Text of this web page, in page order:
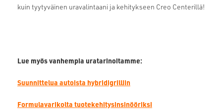
kuin tyytyväinen uravalintaani ja kehitykseen Creo Centerillä!
Lue myös vanhempia uratarinoitamme:
Suunnittelua autoista hybridigrilliin
Formulavarikolta tuotekehitysinsinööriksi